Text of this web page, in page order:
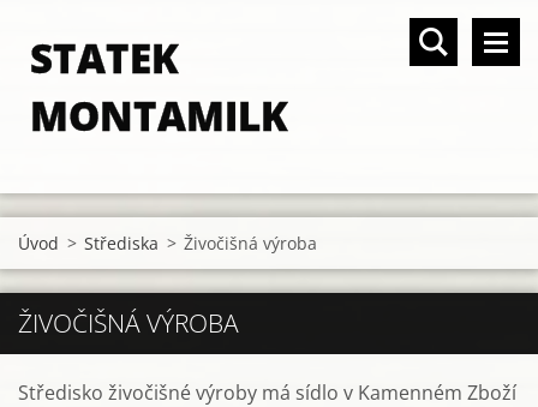
STATEK
MONTAMILK
Úvod > Střediska > Živočišná výroba
ŽIVOČIŠNÁ VÝROBA
Středisko živočišné výroby má sídlo v Kamenném Zboží